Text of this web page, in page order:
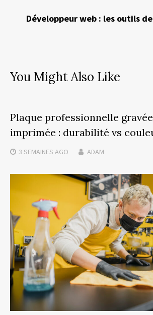
Développeur web : les outils
You Might Also Like
Plaque professionnelle
imprimée : durabilité vs
3 SEMAINES AGO ADAM